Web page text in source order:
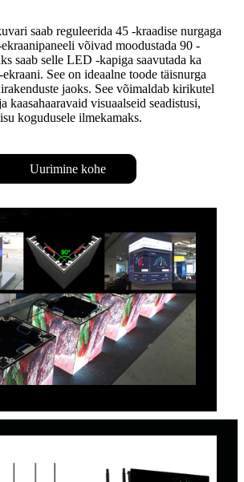
saab reguleerida 45 -kraadise nurgaga
võivad moodustada 90 -
saab selle LED -kapiga saavutada ka
See on ideaalne toode täisnurga
jaoks. See võimaldab kirikutel
kaasahaaravaid visuaalseid seadistusi,
kogudusele ilmekamaks.
Uurimine kohe